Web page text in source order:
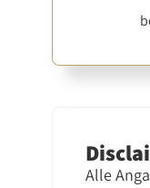
Alle